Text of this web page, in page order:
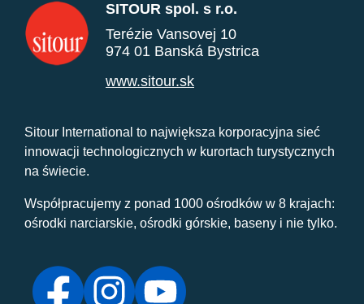
SITOUR spol. s r.o.
Terézie Vansovej 10
974 01 Banská Bystrica
www.sitour.sk
Sitour International to największa korporacyjna sieć
innowacji technologicznych w kurortach turystycznych
na świecie.
Współpracujemy z ponad 1000 ośrodków w 8 krajach:
ośrodki narciarskie, ośrodki górskie, baseny i nie tylko.